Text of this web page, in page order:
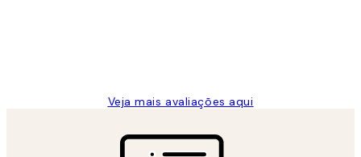
Veja mais avaliações aqui